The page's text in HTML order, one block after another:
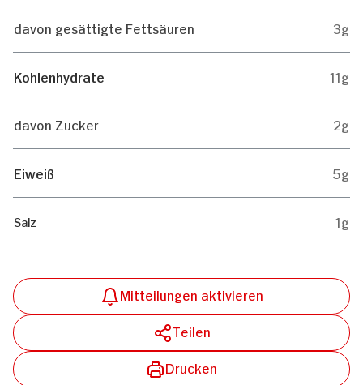
davon gesättigte Fettsäuren 3g
Kohlenhydrate 11g
davon Zucker 2g
Eiweiß 5g
Salz 1g
Mitteilungen aktivieren
Teilen
Drucken